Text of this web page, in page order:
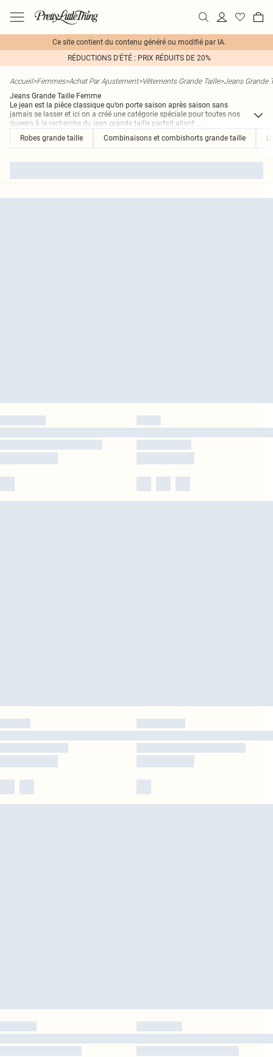
Ce site contient du contenu généré ou modifié par IA.
RÉDUCTIONS D'ÉTÉ : PRIX RÉDUITS DE 20%
Accueil>Femmes>Achat Par Ajustement>Vêtements Grande Taille>Jeans Grande
Jeans Grande Taille Femme
Le jean est la pièce classique qu’on porte saison après saison sans
jamais se lasser et ici on a créé une catégorie spéciale pour toutes nos
queens à la recherche du jean grande taille parfait allant ...
Robes grande taille
Combinaisons et combishorts grande taille